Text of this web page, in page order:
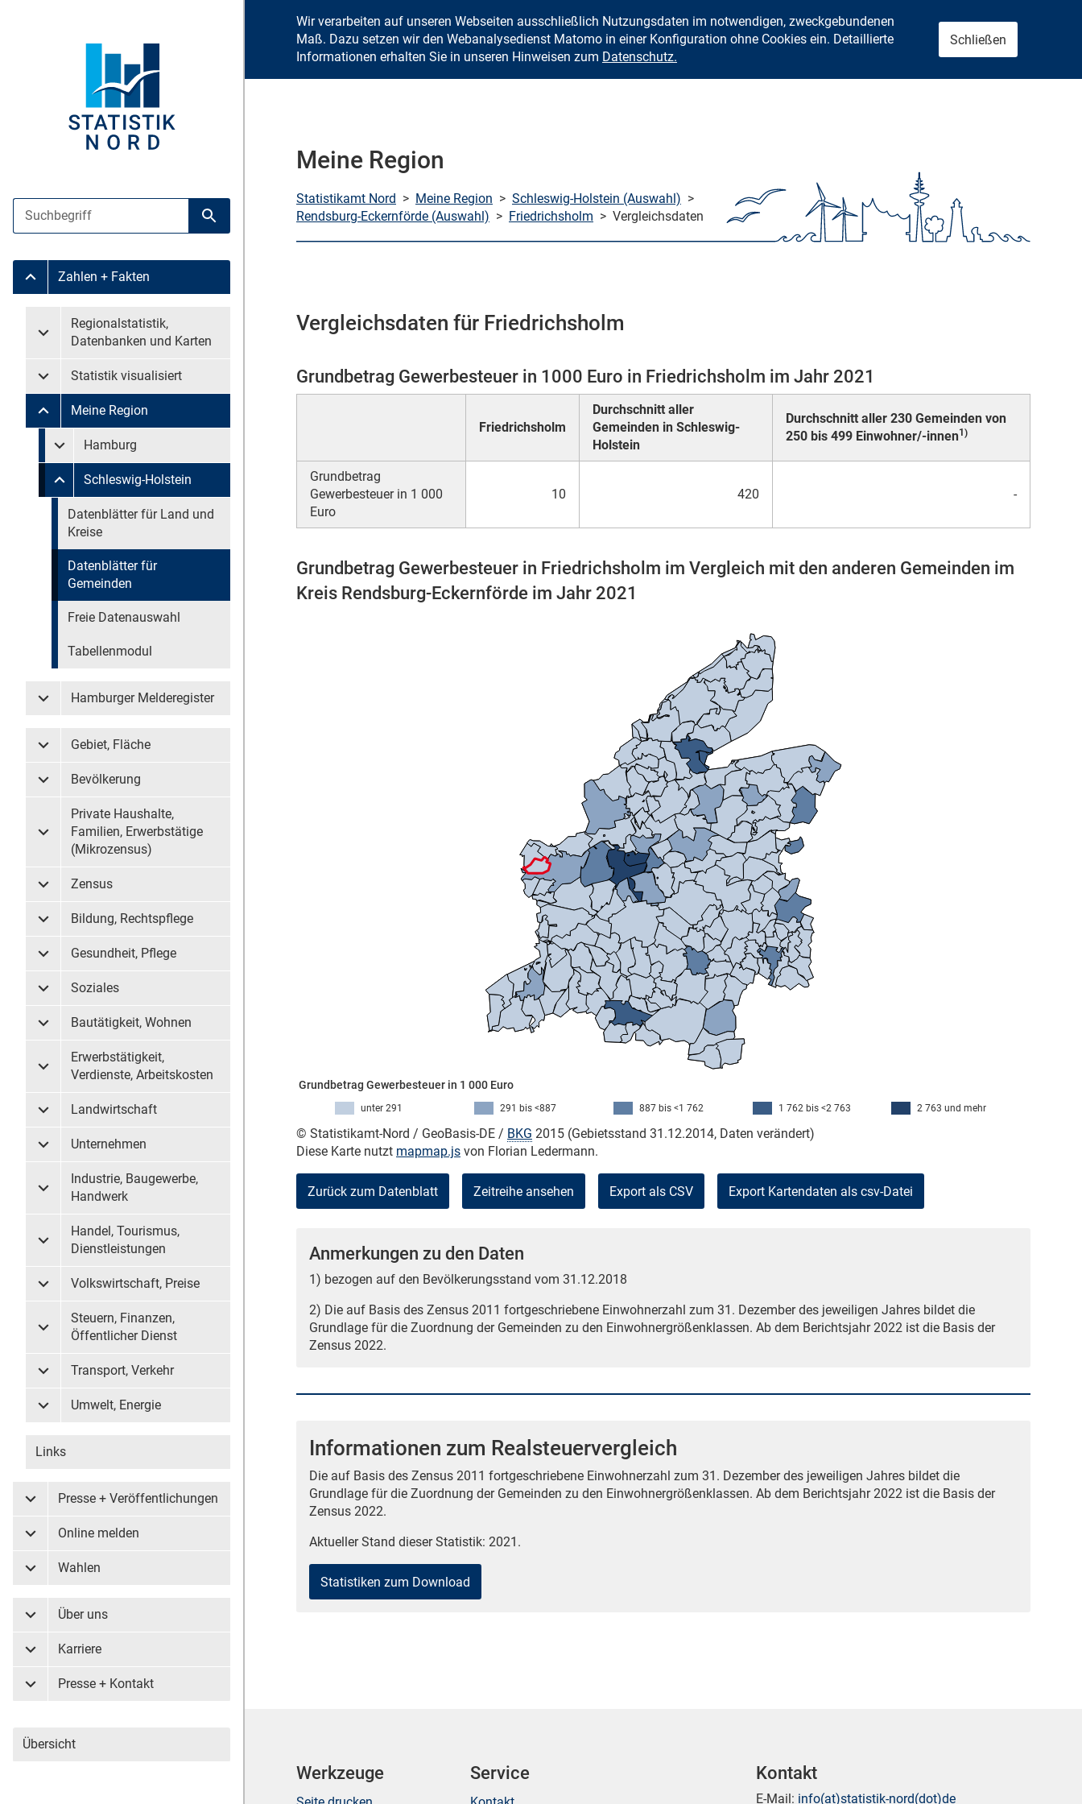
Zum Inhalt springen
Suche
Suche starten
Untermenü Zahlen + Fakten
Zahlen + Fakten
Untermenü überspringen
Untermenü Regionalstatistik, Datenbanken und Karten
Regionalstatistik,
Datenbanken und Karten
Untermenü Statistik visualisiert
Statistik visualisiert
Untermenü Meine Region
Meine Region
Untermenü überspringen
Untermenü Meine Region Hamburg
Hamburg
Untermenü Meine Region Schleswig-Holstein
Schleswig-Holstein
Untermenü überspringen
Datenblätter für Land und
Kreise
Datenblätter für
Gemeinden
Freie Datenauswahl
Tabellenmodul
Untermenü Hamburger Melderegister
Hamburger Melderegister
Untermenü Gebiet, Fläche
Gebiet, Fläche
Untermenü Bevölkerung
Bevölkerung
Untermenü Private Haushalte, Familien, Erwerbstätige (Mikrozensus)
Private Haushalte,
Familien, Erwerbstätige
(Mikrozensus)
Untermenü Zensus
Zensus
Untermenü Bildung, Rechtspflege
Bildung, Rechtspflege
Untermenü Gesundheit, Pflege
Gesundheit, Pflege
Untermenü Soziales
Soziales
Untermenü Bautätigkeit, Wohnen
Bautätigkeit, Wohnen
Untermenü Erwerbstätigkeit, Verdienste, Arbeitskosten
Erwerbstätigkeit,
Verdienste, Arbeitskosten
Untermenü Landwirtschaft
Landwirtschaft
Untermenü Unternehmen
Unternehmen
Untermenü Industrie, Baugewerbe, Handwerk
Industrie, Baugewerbe,
Handwerk
Untermenü Handel, Tourismus, Dienstleistungen
Handel, Tourismus,
Dienstleistungen
Untermenü Volkswirtschaft, Preise
Volkswirtschaft, Preise
Untermenü Steuern, Finanzen, Öffentlicher Dienst
Steuern, Finanzen,
Öffentlicher Dienst
Untermenü Transport, Verkehr
Transport, Verkehr
Untermenü Umwelt, Energie
Umwelt, Energie
Links
Untermenü Presse + Veröffentlichungen
Presse + Veröffentlichungen
Untermenü Online melden
Online melden
Untermenü Wahlen
Wahlen
Untermenü Über uns
Über uns
Untermenü Karriere
Karriere
Untermenü Presse + Kontakt
Presse + Kontakt
Übersicht
Wir verarbeiten auf unseren Webseiten ausschließlich Nutzungsdaten im notwendigen, zweckgebundenen
Maß. Dazu setzen wir den Webanalysedienst Matomo in einer Konfiguration ohne Cookies ein. Detaillierte
Informationen erhalten Sie in unseren Hinweisen zum Datenschutz.
Schließen
Meine Region
Statistikamt Nord > Meine Region > Schleswig-Holstein (Auswahl) >
Rendsburg-Eckernförde (Auswahl) > Friedrichsholm > Vergleichsdaten
Vergleichsdaten für Friedrichsholm
Grundbetrag Gewerbesteuer in 1000 Euro in Friedrichsholm im Jahr 2021
Friedrichsholm
Durchschnitt aller
Gemeinden in Schleswig-
Holstein
Durchschnitt aller 230 Gemeinden von
250 bis 499 Einwohner/-innen1)
Grundbetrag
Gewerbesteuer in 1 000
Euro
10 420 -
Grundbetrag Gewerbesteuer in Friedrichsholm im Vergleich mit den anderen Gemeinden im
Kreis Rendsburg-Eckernförde im Jahr 2021
Grundbetrag Gewerbesteuer in 1 000 Euro
2 763 und mehr
1 762 bis <2 763
887 bis <1 762
291 bis <887
unter 291
© Statistikamt-Nord / GeoBasis-DE / BKG 2015 (Gebietsstand 31.12.2014, Daten verändert)
Diese Karte nutzt mapmap.js von Florian Ledermann.
Zurück zum Datenblatt Zeitreihe ansehen Export als CSV
Anmerkungen zu den Daten
1) bezogen auf den Bevölkerungsstand vom 31.12.2018
2) Die auf Basis des Zensus 2011 fortgeschriebene Einwohnerzahl zum 31. Dezember des jeweiligen Jahres bildet die
Grundlage für die Zuordnung der Gemeinden zu den Einwohnergrößenklassen. Ab dem Berichtsjahr 2022 ist die Basis der
Zensus 2022.
Informationen zum Realsteuervergleich
Die auf Basis des Zensus 2011 fortgeschriebene Einwohnerzahl zum 31. Dezember des jeweiligen Jahres bildet die
Grundlage für die Zuordnung der Gemeinden zu den Einwohnergrößenklassen. Ab dem Berichtsjahr 2022 ist die Basis der
Zensus 2022.
Aktueller Stand dieser Statistik: 2021.
Statistiken zum Download
Werkzeuge Service Kontakt
E-Mail: info(at)statistik-nord(dot)de